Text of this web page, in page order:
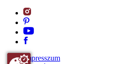
Impresszum